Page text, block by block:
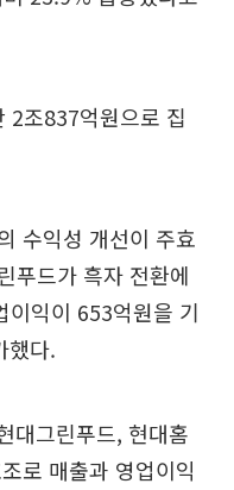
2조837억원으로 집
수익성 개선이 주효
푸드가 흑자 전환에
이익이 653억원을 기
했다.
대그린푸드, 현대홈
로 매출과 영업이익